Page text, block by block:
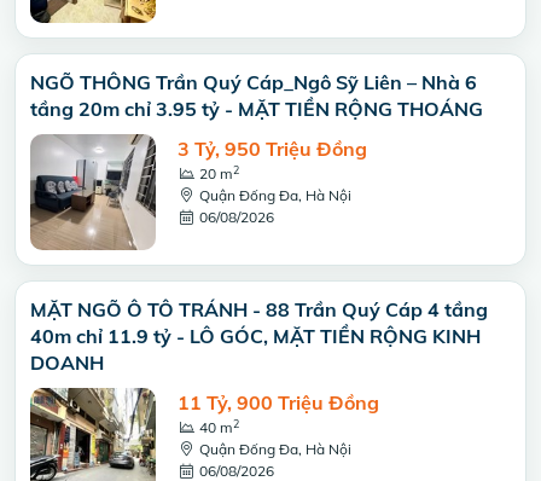
NGÕ THÔNG Trần Quý Cáp_Ngô Sỹ Liên – Nhà 6
tầng 20m chỉ 3.95 tỷ - MẶT TIỀN RỘNG THOÁNG
3 Tỷ, 950 Triệu Đồng
20 m2
Quận Đống Đa, Hà Nội
06/08/2026
MẶT NGÕ Ô TÔ TRÁNH - 88 Trần Quý Cáp 4 tầng
40m chỉ 11.9 tỷ - LÔ GÓC, MẶT TIỀN RỘNG KINH
DOANH
11 Tỷ, 900 Triệu Đồng
40 m2
Quận Đống Đa, Hà Nội
06/08/2026